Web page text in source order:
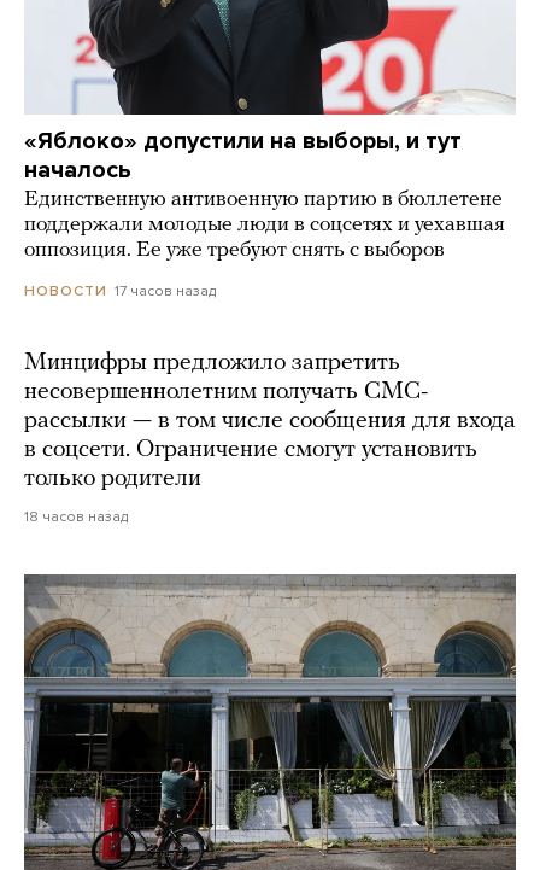
«Яблоко» допустили на выборы, и тут
началось
Единственную антивоенную партию в бюллетене
поддержали молодые люди в соцсетях и уехавшая
оппозиция. Ее уже требуют снять с выборов
НОВОСТИ 17 часов назад
Минцифры предложило запретить
несовершеннолетним получать СМС-
рассылки — в том числе сообщения для входа
в соцсети. Ограничение смогут установить
только родители
18 часов назад